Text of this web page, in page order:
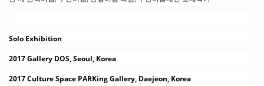
Solo Exhibition
2017 Gallery DOS, Seoul, Korea
2017 Culture Space PARKing Gallery, Daejeon, Korea